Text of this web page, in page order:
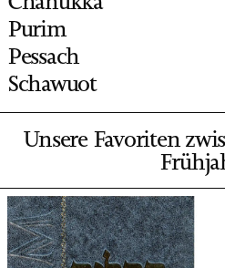
Purim
Pessach
Schawuot
Unsere Favoriten
Tehillim Ohel